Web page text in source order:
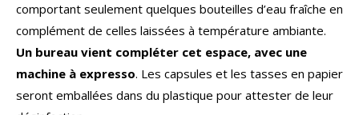
comportant seulement quelques bouteilles d’eau fraîche en
complément de celles laissées à température ambiante.
Un bureau vient compléter cet espace, avec une
machine à expresso. Les capsules et les tasses en papier
seront emballées dans du plastique pour attester de leur